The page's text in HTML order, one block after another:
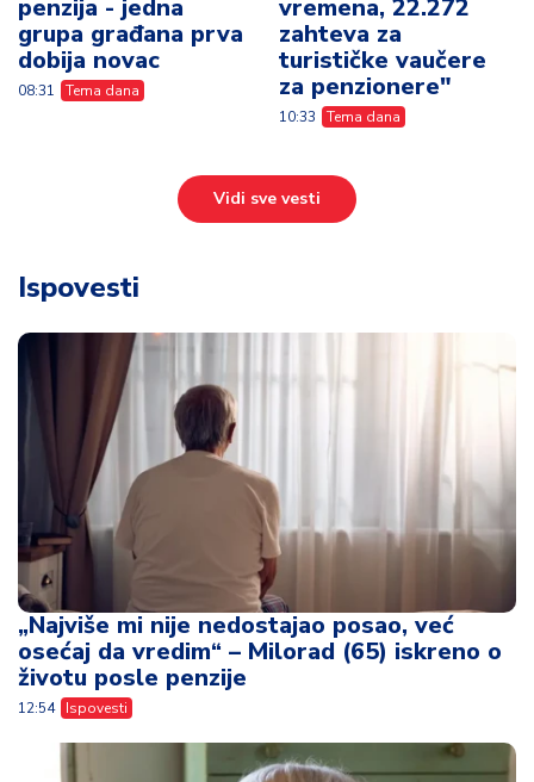
penzija - jedna
grupa građana prva
dobija novac
08:31 Tema dana
vremena, 22.272
zahteva za
turističke vaučere
za penzionere"
10:33 Tema dana
Vidi sve vesti
Ispovesti
„Najviše mi nije nedostajao posao, već
osećaj da vredim“ – Milorad (65) iskreno o
životu posle penzije
12:54 Ispovesti